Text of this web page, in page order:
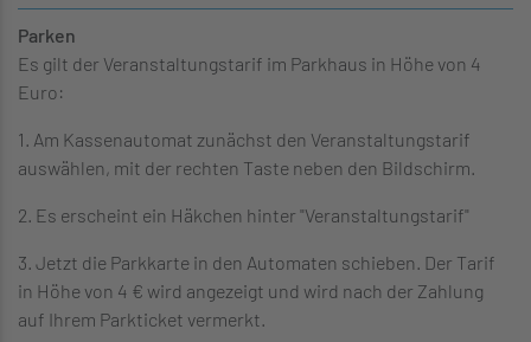
Parken
Es gilt der Veranstaltungstarif im Parkhaus in Höhe von 4
Euro:
1. Am Kassenautomat zunächst den Veranstaltungstarif
auswählen, mit der rechten Taste neben den Bildschirm.
2. Es erscheint ein Häkchen hinter "Veranstaltungstarif"
3. Jetzt die Parkkarte in den Automaten schieben. Der Tarif
in Höhe von 4 € wird angezeigt und wird nach der Zahlung
auf Ihrem Parkticket vermerkt.